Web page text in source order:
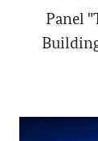
Panel